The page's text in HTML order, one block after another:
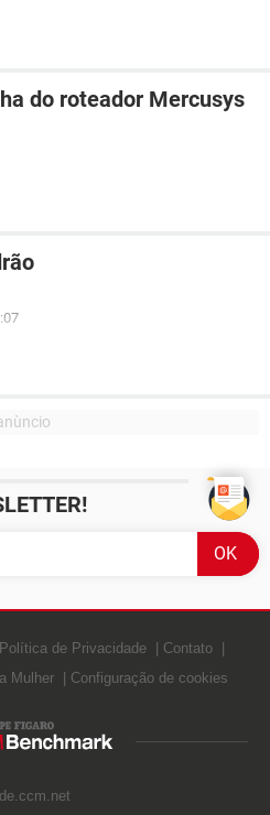
do roteador Mercusys
Política de Privacidade
Contato
Mulher Configuração de cookies